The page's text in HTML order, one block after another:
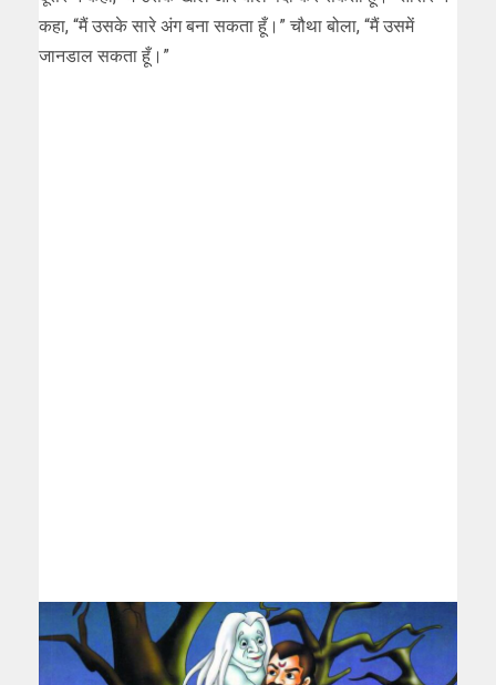
कहा, “मैं उसके सारे अंग बना सकता हूँ।” चौथा बोला, “मैं उसमें
जानडाल सकता हूँ।”